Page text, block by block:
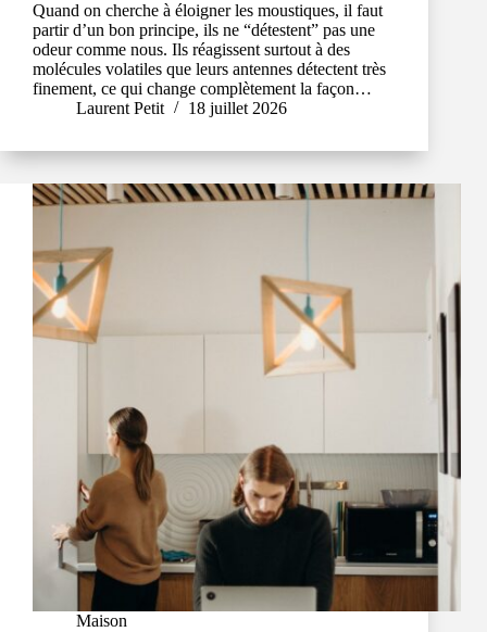
Quand on cherche à éloigner les moustiques, il faut
partir d’un bon principe, ils ne “détestent” pas une
odeur comme nous. Ils réagissent surtout à des
molécules volatiles que leurs antennes détectent très
finement, ce qui change complètement la façon…
Laurent Petit
18 juillet 2026
Maison